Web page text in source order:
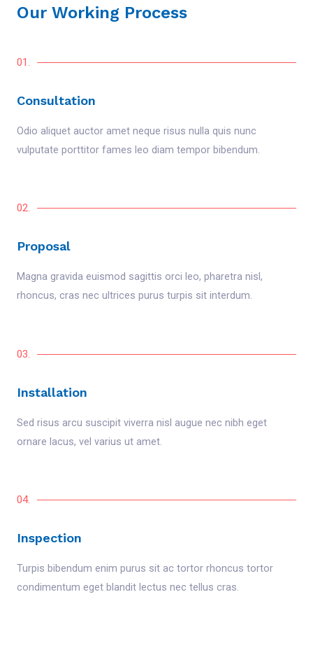
Our Working Process
01.
Consultation
Odio aliquet auctor amet neque risus nulla quis nunc
vulputate porttitor fames leo diam tempor bibendum.
02.
Proposal
Magna gravida euismod sagittis orci leo, pharetra nisl,
rhoncus, cras nec ultrices purus turpis sit interdum.
03.
Installation
Sed risus arcu suscipit viverra nisl augue nec nibh eget
ornare lacus, vel varius ut amet.
04.
Inspection
Turpis bibendum enim purus sit ac tortor rhoncus tortor
condimentum eget blandit lectus nec tellus cras.